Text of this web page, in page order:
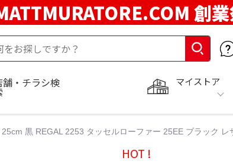
創
マイストア
舗・チラシ検
黒 REGAL 2253 タッセルローファー 25EE ブラック レ
HOT !